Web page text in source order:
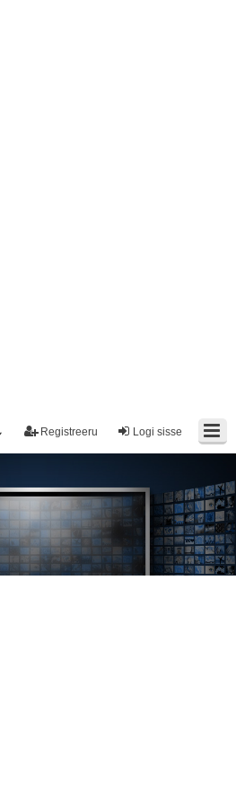
Logi sisse
Registreeru